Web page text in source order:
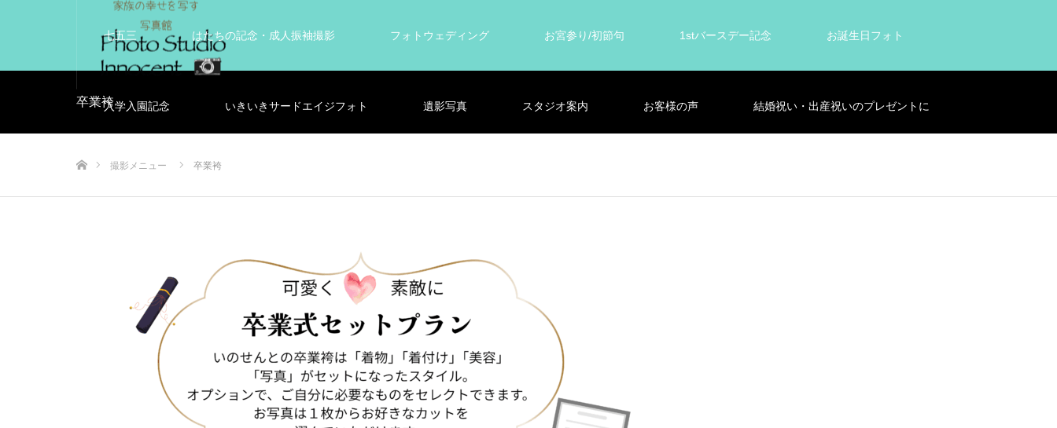
七五三 はたちの記念・成人振袖撮影 フォトウェディング お宮参り/初節句 1stバースデー記念 お誕生日フォト
入学入園記念 いきいきサードエイジフォト 遺影写真 スタジオ案内 お客様の声 結婚祝い・出産祝いのプレゼントに
卒業袴
撮影メニュー 卒業袴